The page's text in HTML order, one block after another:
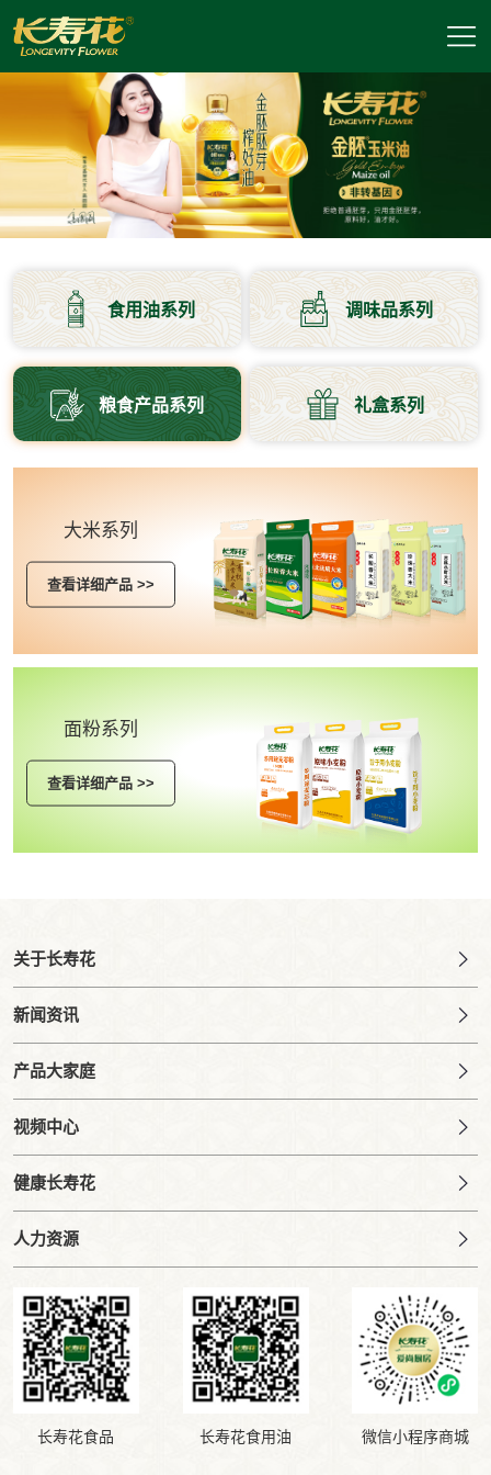
食用油系列 调味品系列
粮食产品系列 礼盒系列
大米系列
查看详细产品 >>
面粉系列
查看详细产品 >>
关于长寿花
新闻资讯
产品大家庭
视频中心
健康长寿花
人力资源
长寿花食品 长寿花食用油 微信小程序商城